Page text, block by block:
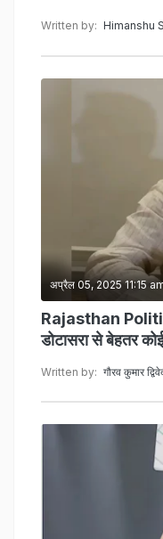
Written by: Himanshu
अप्रैल 05, 2025 11:15
Rajasthan
डोटासरा से बेहतर
Written by: गौरव कुमार